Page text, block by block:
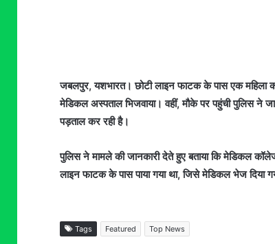
जबलपुर, यशभारत। छोटी लाइन फाटक के पास एक
मेडिकल अस्पताल भिजवाया। वहीं, मौके पर पहुंची पुलिस ने
पड़ताल कर रही है।
पुलिस ने मामले की जानकारी देते हुए बताया कि मेडिकल
लाइन फाटक के पास पाया गया था, जिसे मेडिकल भेज दिया
Tags Featured Top News